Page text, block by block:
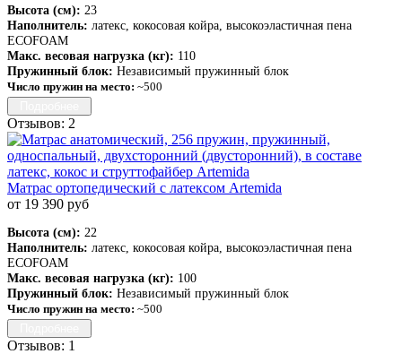
Высота (см): 23
Наполнитель: латекс, кокосовая койра, высокоэластичная пена
ECOFOAM
Макс. весовая нагрузка (кг): 110
Пружинный блок: Независимый пружинный блок
Число пружин на место: ~500
Отзывов: 2
Матрас ортопедический с латексом Artemida
от 19 390 руб
Высота (см): 22
Наполнитель: латекс, кокосовая койра, высокоэластичная пена
ECOFOAM
Макс. весовая нагрузка (кг): 100
Пружинный блок: Независимый пружинный блок
Число пружин на место: ~500
Отзывов: 1